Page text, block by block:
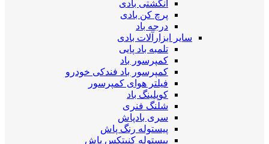
انگشتی بادی
پرچ کن بادی
درجه باد
سایر ابزارآلات بادی
تلمبه باد پایی
کمپرسور باد
کمپرسور باد فندکی خودرو
فیلتر هوای کمپرسور
کوپلینگ باد
شلنگ فنری
سری بادپاش
پیستوله رنگ پاش
پیستوله کنیتکس پاش